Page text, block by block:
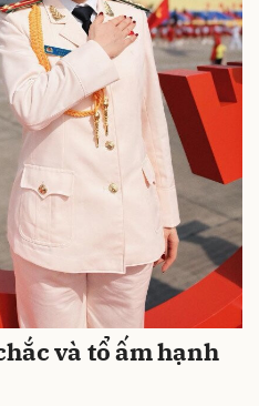
và tổ ấm hạnh